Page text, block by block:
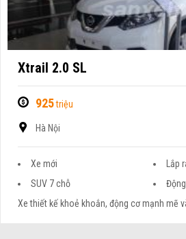
Xtrail 2.0 SL
925triệu
Hà Nội
Xe mới
Lắp
SUV 7 chỗ
Xe thiết kế khoẻ khoắn, động cơ mạnh mẽ